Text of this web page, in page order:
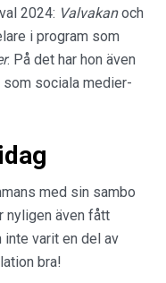
2024: Valvakanoch
i program som
. På det har hon även
sociala medier-
med sin sambo
nyligen även fått
inte varit en del av
bra!